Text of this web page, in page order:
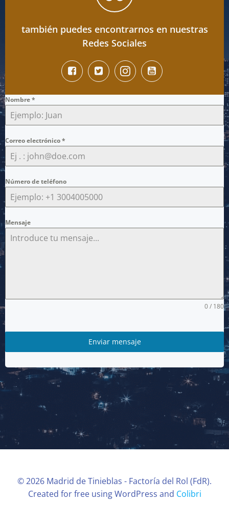
también puedes encontrarnos en nuestras
Redes Sociales
Nombre*
Correo electrónico*
Número de teléfono
Mensaje
0 / 180
Enviar mensaje
© 2026 Madrid de Tinieblas - Factoría del Rol (FdR).
Created for free using WordPress and Colibri